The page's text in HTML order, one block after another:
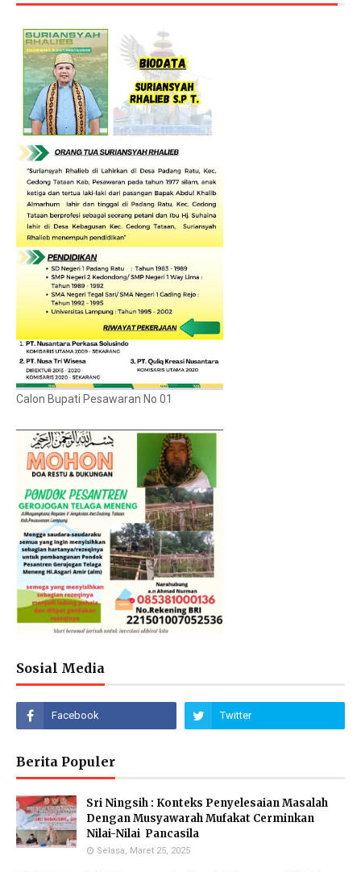
Calon Bupati Pesawaran No 01
Sosial Media
Berita Populer
Sri Ningsih : Konteks Penyelesaian Masalah
Dengan Musyawarah Mufakat Cerminkan
Nilai-Nilai Pancasila
Selasa, Maret 25, 2025